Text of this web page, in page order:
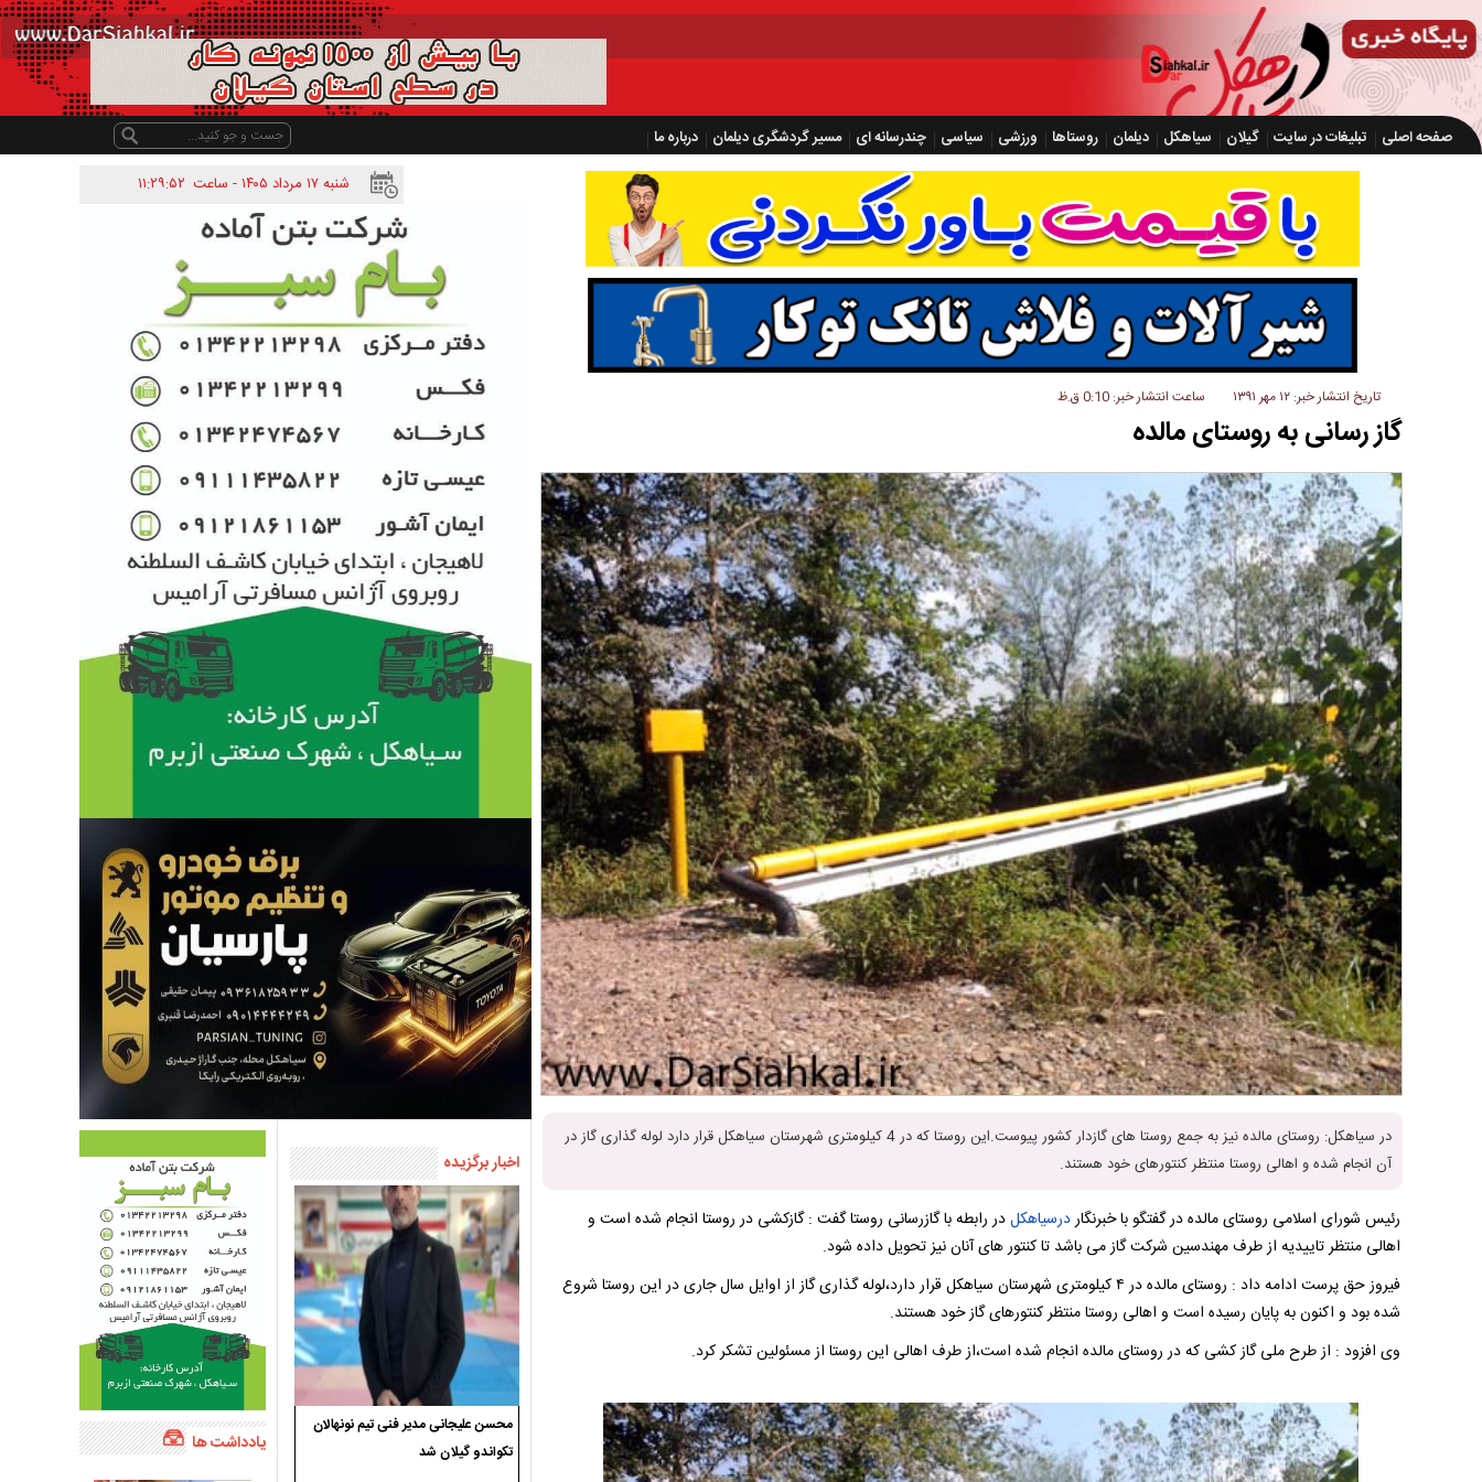
صفحه اصلی تبلیغات در سایت گیلان سیاهکل دیلمان روستاها ورزشی سیاسی چندرسانه ای مسیر گردشگری دیلمان
درباره ما
شنبه ۱۷ مرداد ۱۴۰۵ - ساعت
۱۱:۲۹:۵۲
تاریخ انتشار خبر: ۱۲ مهر ۱۳۹۱ ساعت انتشار خبر: 0:10 ق.ظ
گاز رسانی به روستای مالده
در سیاهکل: روستای مالده نیز به جمع روستا های گازدار کشور پیوست.این روستا که در 4 کیلومتری شهرستان سیاهکل قرار دارد لوله گذاری گاز در
آن انجام شده و اهالی روستا منتظر کنتورهای خود هستند.
رئیس شورای اسلامی روستای مالده در گفتگو با خبرنگاردرسیاهکلدر رابطه با گازرسانی روستا گفت : گازکشی در روستا انجام شده است و
اهالی منتظر تاییدیه از طرف مهندسین شرکت گاز می باشد تا کنتور های آنان نیز تحویل داده شود.
فیروز حق پرست ادامه داد : روستای مالده در ۴ کیلومتری شهرستان سیاهکل قرار دارد،لوله گذاری گاز از اوایل سال جاری در این روستا شروع
شده بود و اکنون به پایان رسیده است و اهالی روستا منتظر کنتورهای گاز خود هستند.
وی افزود : از طرح ملی گاز کشی که در روستای مالده انجام شده است،از طرف اهالی این روستا از مسئولین تشکر کرد.
اخبار برگزیده
محسن علیجانی مدیر فنی تیم نونهالان
تکواندو گیلان شد
یادداشت ها